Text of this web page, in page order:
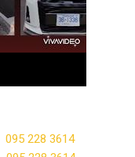
095 228 3614